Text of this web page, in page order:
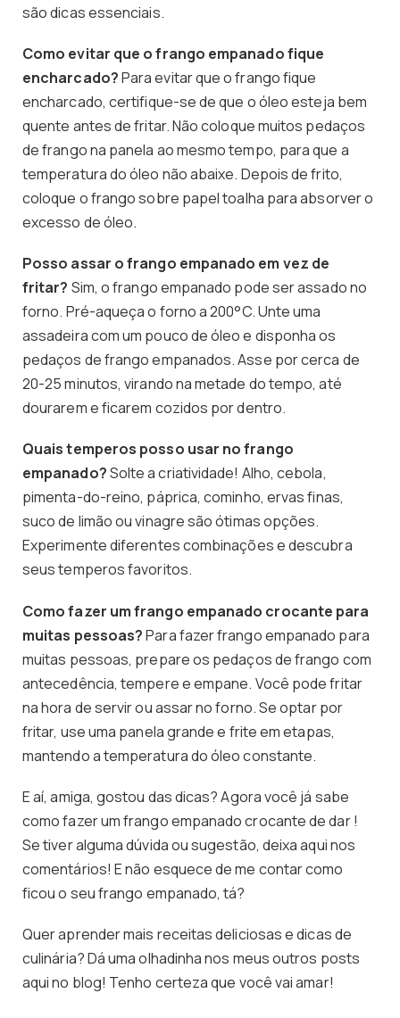
são dicas essenciais.
Como evitar que o frango empanado fique
encharcado?Para evitar que o frango fique
encharcado, certifique-se de que o óleo esteja bem
quente antes de fritar. Não coloque muitos pedaços
de frango na panela ao mesmo tempo, para que a
temperatura do óleo não abaixe. Depois de frito,
coloque o frango sobre papel toalha para absorver o
excesso de óleo.
Posso assar o frango empanado em vez de
fritar? Sim, o frango empanado pode ser assado no
forno. Pré-aqueça o forno a 200°C. Unte uma
assadeira com um pouco de óleo e disponha os
pedaços de frango empanados. Asse por cerca de
20-25 minutos, virando na metade do tempo, até
dourarem e ficarem cozidos por dentro.
Quais temperos posso usar no frango
empanado?Solte a criatividade! Alho, cebola,
pimenta-do-reino, páprica, cominho, ervas finas,
suco de limão ou vinagre são ótimas opções.
Experimente diferentes combinações e descubra
seus temperos favoritos.
Como fazer um frango empanado crocante para
muitas pessoas?Para fazer frango empanado para
muitas pessoas, prepare os pedaços de frango com
antecedência, tempere e empane. Você pode fritar
na hora de servir ou assar no forno. Se optar por
fritar, use uma panela grande e frite em etapas,
mantendo a temperatura do óleo constante.
E aí, amiga, gostou das dicas? Agora você já sabe
como fazer um frango empanado crocante de dar !
Se tiver alguma dúvida ou sugestão, deixa aqui nos
comentários! E não esquece de me contar como
ficou o seu frango empanado, tá?
Quer aprender mais receitas deliciosas e dicas de
culinária? Dá uma olhadinha nos meus outros posts
aqui no blog! Tenho certeza que você vai amar!